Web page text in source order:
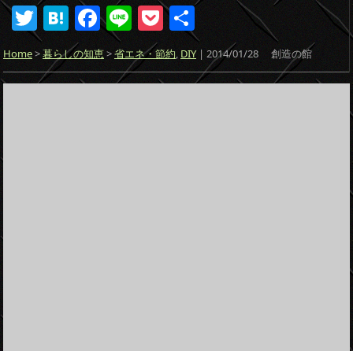
T
w
itt
er
H
at
e
n
F
a
c
e
Li
n
e
P
o
ck
et
共
有
Home>暮らしの知恵>省エネ・節約, DIY| 2014/01/28 創造の館